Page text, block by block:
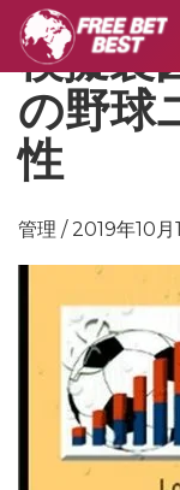
模擬製
の野球
性
管理 / 2019年10月